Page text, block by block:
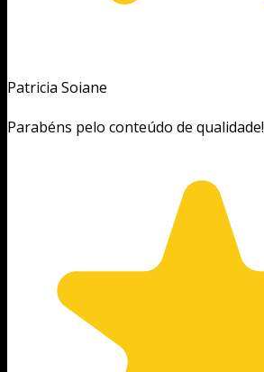
Patricia Soiane
Parabéns pelo conteúdo de qualidade!